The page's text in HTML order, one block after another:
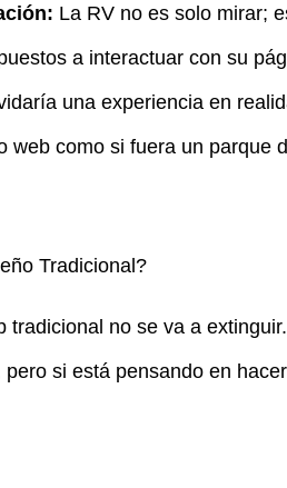
La RV no es solo mirar;
a interactuar con su
una experiencia en
web como si fuera un parque
Tradicional?
tradicional no se va a
si está pensando en